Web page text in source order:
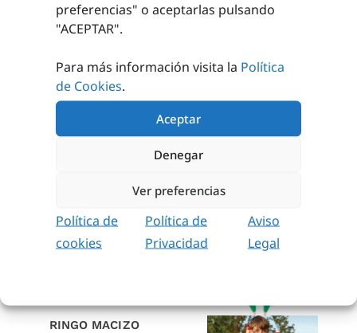
preferencias" o aceptarlas pulsando
"ACEPTAR".
Para más información visita la Política
de Cookies.
Aceptar
Denegar
Ver preferencias
Política de
cookies
Política de
Privacidad
Aviso
Legal
AÑADIR AL
CARRITO
(23,60€iva incl.)
CARRITO
RINGO MACIZO